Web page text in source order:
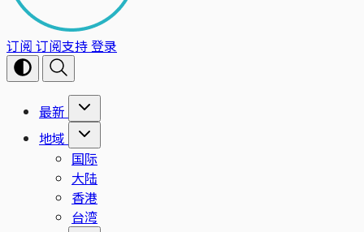
订阅 订阅支持登录
最新
地域
国际
大陆
香港
台湾